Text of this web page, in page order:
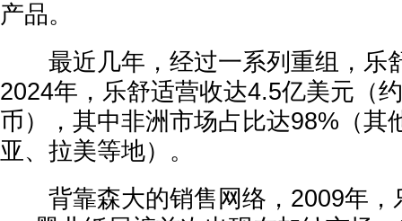
产品。
最近几年，经过一系列重组，乐
2024年，乐舒适营收达4.5亿美元（
币），其中非洲市场占比达98%（其
亚、拉美等地）。
背靠森大的销售网络，2009年，